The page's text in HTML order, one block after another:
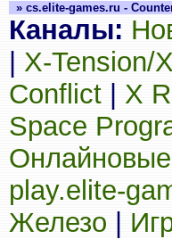
» cs.elite-games.ru -
Каналы:
X-Tension/
Conflict
X
Space
play.elite-
Железо